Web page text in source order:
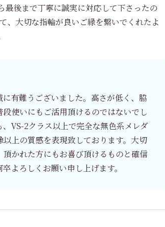
後まで丁寧に誠実に対応して下さったの
、大切な指輪が良いご縁を繋いでくれたよ
有難うございました。高さが低く、脇
使いにもご活用頂けるのではないでし
VS-2クラス以上で完全な無色系メレダ
上の質感を表現致しております。大切
かれた方にもお喜び頂けるものと確信
よろしくお願い申し上げます。